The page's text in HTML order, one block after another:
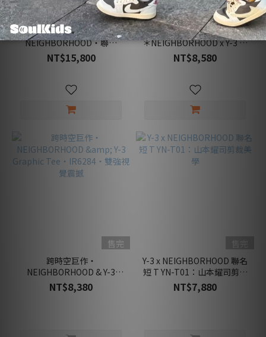
暗黑美學巔峰・Y-3 &
NEIGHBORHOOD・聯名
Hoodie・山本耀司式剪裁
NT$15,800
暗黑美學與硬派圖像的對話
＊NEIGHBORHOOD x Y-3 聯
名短 T・限定收藏
NT$8,580
售完
跨時空巨作・
NEIGHBORHOOD & Y-3
Graphic Tee・IR6284・雙
強視覺震撼
NT$8,380
Y-3 x NEIGHBORHOOD 聯名
短 T YN-T01：山本耀司剪裁
美學
NT$7,880